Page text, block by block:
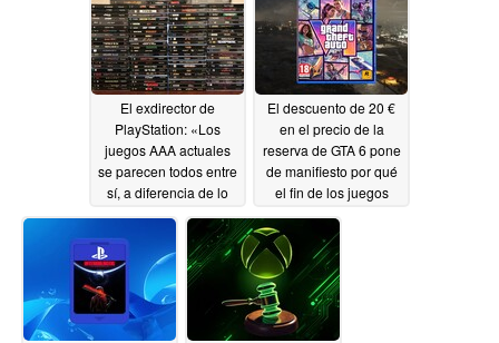
07/15/2026
El exdirector de
PlayStation: «Los
juegos AAA actuales
se parecen todos entre
sí, a diferencia de lo
época de la PS1 y la
PS2»07/15/2026
El descuento de 20 €
en el precio de la
reserva de GTA 6 pone
de manifiesto por qué
el fin de los juegos
ofertas
07/15/2026